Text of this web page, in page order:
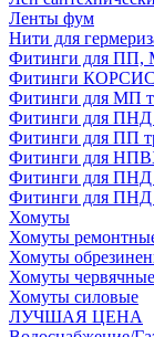
Ленты фум
Нити для
Фитинги для ПП,
Фитинги КОРСИС
Фитинги для МП
Фитинги для ПНД
Фитинги для ПП
Фитинги для
Фитинги для ПНД
Фитинги для ПНД
Хомуты
Хомуты
Хомуты
Хомуты червячные
Хомуты силовые
ЛУЧШАЯ ЦЕНА